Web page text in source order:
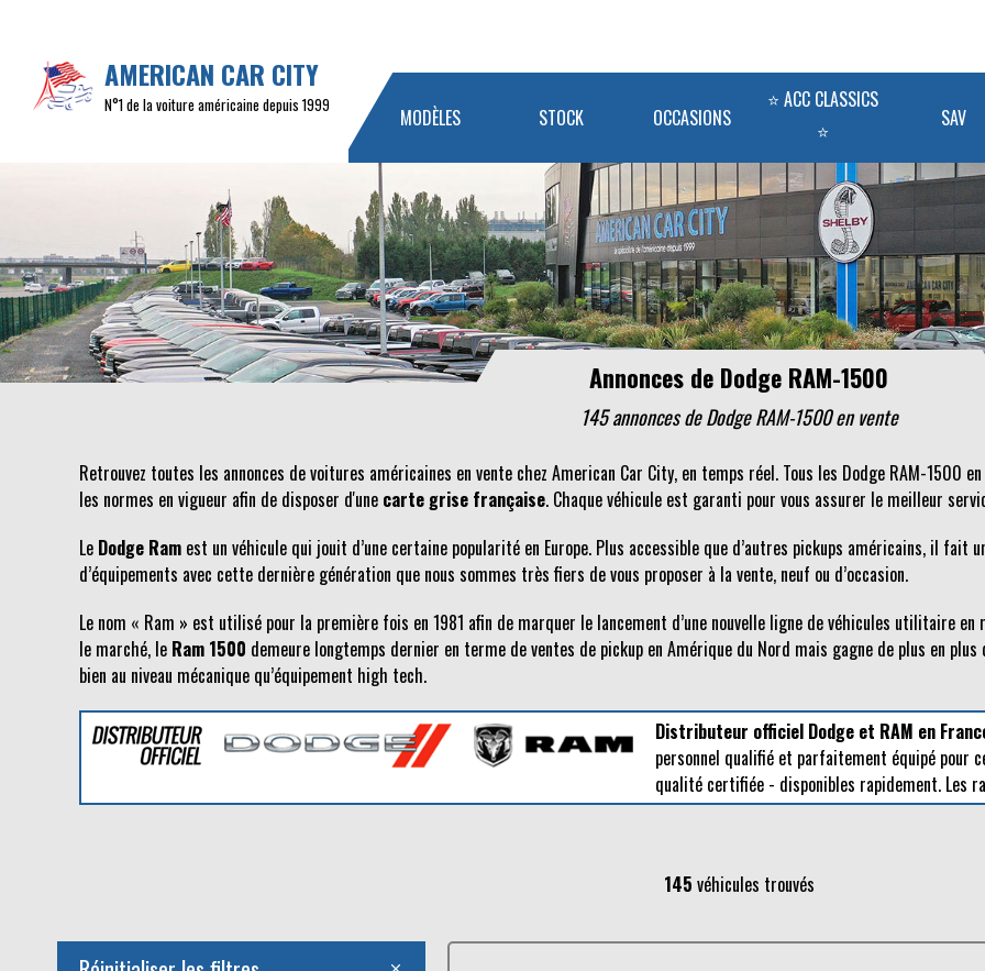
AMERICAN CAR CITY
N°1 de la voiture américaine depuis 1999 MODÈLES STOCK OCCASIONS
⭐ ACC CLASSICS
⭐
SAV
Annonces de Dodge RAM-1500
145 annonces de Dodge RAM-1500 en vente
Retrouvez toutes les annonces de voitures américaines en vente chez American Car City, en temps réel. Tous les Dodge RAM-1500
les normes en vigueur afin de disposer d'une carte grise française. Chaque véhicule est garanti pour vous assurer le meilleur
Le Dodge Ram est un véhicule qui jouit d’une certaine popularité en Europe. Plus accessible que d’autres pickups américains, il
d’équipements avec cette dernière génération que nous sommes très fiers de vous proposer à la vente, neuf ou d’occasion.
Le nom « Ram » est utilisé pour la première fois en 1981 afin de marquer le lancement d’une nouvelle ligne de véhicules utilitaire
le marché, le Ram 1500 demeure longtemps dernier en terme de ventes de pickup en Amérique du Nord mais gagne de plus en
bien au niveau mécanique qu’équipement high tech.
Distributeur officiel Dodge et RAM en
personnel qualifié et parfaitement équipé pour
qualité certifiée - disponibles rapidement. Les
145 véhicules trouvés